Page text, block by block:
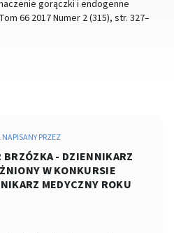
gorączki i endogenne
66 2017 Numer 2 (315), str. 327–
PRZEZ
BRZÓZKA - DZIENNIKARZ
W KONKURSIE
MEDYCZNY ROKU